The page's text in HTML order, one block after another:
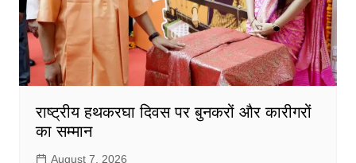
राष्ट्रीय हथकरघा दिवस पर बुनकरों और कारीगरों
का सम्मान
August 7, 2026